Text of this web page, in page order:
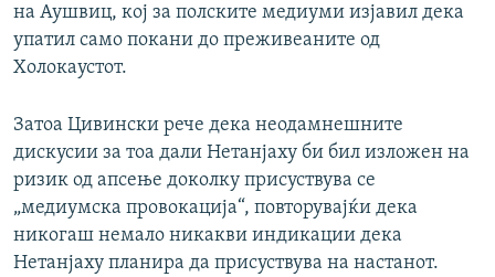
на Аушвиц, кој за полските медиуми изјавил дека
упатил само покани до преживеаните од
Холокаустот.
Затоа Цивински рече дека неодамнешните
дискусии за тоа дали Нетанјаху би бил изложен на
ризик од апсење доколку присуствува се
„медиумска провокација“, повторувајќи дека
никогаш немало никакви индикации дека
Нетанјаху планира да присуствува на настанот.